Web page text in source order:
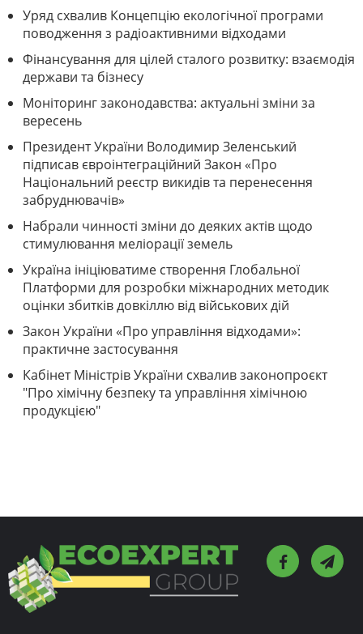
Уряд схвалив Концепцію екологічної програми
поводження з радіоактивними відходами
Фінансування для цілей сталого розвитку: взаємодія
держави та бізнесу
Моніторинг законодавства: актуальні зміни за
вересень
Президент України Володимир Зеленський
підписав євроінтеграційний Закон «Про
Національний реєстр викидів та перенесення
забруднювачів»
Набрали чинності зміни до деяких актів щодо
стимулювання меліорації земель
Україна ініціюватиме створення Глобальної
Платформи для розробки міжнародних методик
оцінки збитків довкіллю від військових дій
Закон України «Про управління відходами»:
практичне застосування
Кабінет Міністрів України схвалив законопроєкт
"Про хімічну безпеку та управління хімічною
продукцією"